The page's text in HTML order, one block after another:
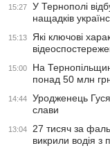
15:27
У Тернополі
нащадків
15:13
Які ключові
15:00
На
понад 50 млн
14:44
Уродженець
слави
13:04
27 тисяч за
викрили водія з